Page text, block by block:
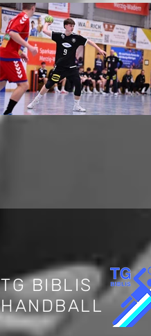
trifft auf die Schweiz
TG BIBLIS
HANDBALL